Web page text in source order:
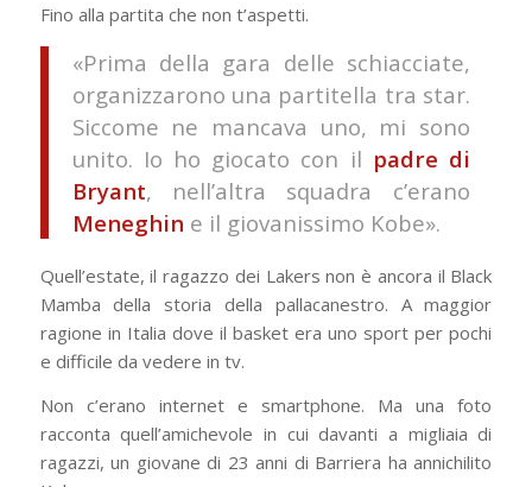
Fino alla partita che non t’aspetti.
«Prima della gara delle schiacciate,
organizzarono una partitella tra star.
Siccome ne mancava uno, mi sono
unito. Io ho giocato con il padre di
Bryant, nell’altra squadra c’erano
Meneghin e il giovanissimo Kobe».
Quell’estate, il ragazzo dei Lakers non è ancora il Black
Mamba della storia della pallacanestro. A maggior
ragione in Italia dove il basket era uno sport per pochi
e difficile da vedere in tv.
Non c’erano internet e smartphone. Ma una foto
racconta quell’amichevole in cui davanti a migliaia di
ragazzi, un giovane di 23 anni di Barriera ha annichilito